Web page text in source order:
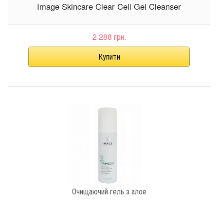
Image Skincare Clear Cell Gel Cleanser
2 288 грн.
Очищаючий гель з алое